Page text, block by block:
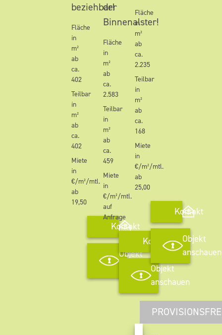
beziehbar!
Fläche
in
m²
ab
ca.
402
Teilbar
in
m²
ab
ca.
402
Miete
in
€/m²/mtl.
ab
19,50
Kontakt
Objekt
anschauen
der
Binnenalster!
Fläche
in
m²
ab
ca.
2.583
Teilbar
in
m²
ab
ca.
459
Miete
in
€/m²/mtl.
auf
Anfrage
Kontakt
Objekt
anschauen
Fläche
in
m²
ab
ca.
2.235
Teilbar
in
m²
ab
ca.
168
Miete
in
€/m²/mtl.
ab
25,00
Kontakt
Objekt
anschauen